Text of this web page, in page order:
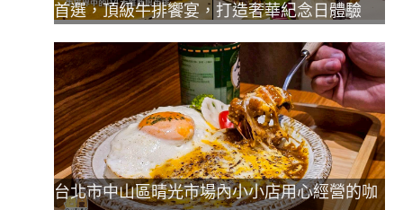
首選，頂級牛排饗宴，打造奢華紀念日體驗
台北市中山區晴光市場內小小店用心經營的咖